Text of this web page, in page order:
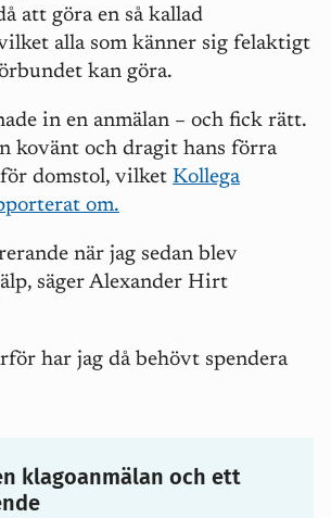
att göra en så kallad
alla som känner sig felaktigt
kan göra.
in en anmälan – och fick rätt.
kovänt och dragit hans förra
domstol, vilket Kollega
om.
när jag sedan blev
säger Alexander Hirt
har jag då behövt spendera
klagoanmälan och ett